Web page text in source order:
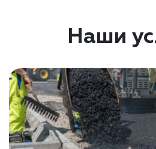
Наши